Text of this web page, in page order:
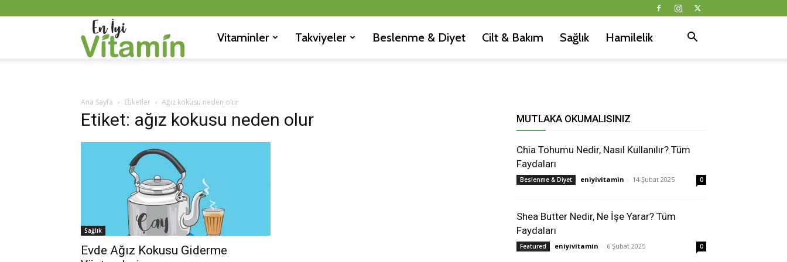
Vitamin
Vitaminler Takviyeler Beslenme & Diyet Cilt & Bakım Sağlık Hamilelik
Ana Sayfa Etiketler Ağız kokusu neden olur
Etiket: ağız kokusu neden olur
Sağlık
Evde Ağız Kokusu Giderme
MUTLAKA OKUMALISINIZ
Chia Tohumu Nedir, Nasıl Kullanılır? Tüm
Faydaları
Beslenme & Diyet eniyivitamin - 14 Şubat 2025 0
Shea Butter Nedir, Ne İşe Yarar? Tüm
Faydaları
Featured eniyivitamin - 6 Şubat 2025 0